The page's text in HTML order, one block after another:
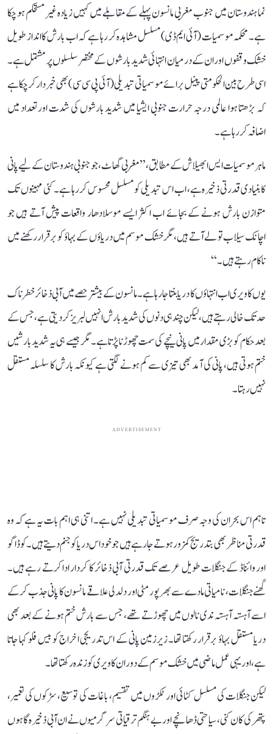
نما ہندوستان میں جنوب مغربی مانسون پہلے کے مقابلے میں کہیں زیادہ غیر مستحکم ہو چکا
ہے۔ محکمہ موسمیات (آئی ایم ڈی) مسلسل مشاہدہ کر رہا ہے کہ اب بارش کا انداز طویل
خشک وقفوں اور ان کے درمیان انتہائی شدید بارشوں کے مختصر سلسلوں پر مشتمل ہے۔
اسی طرح بین الحکومتی پینل برائے موسمیاتی تبدیلی (آئی پی سی سی) بھی خبردار کر چکا ہے
کہ بڑھتا ہوا عالمی درجہ حرارت جنوبی ایشیا میں شدید بارشوں کی شدت اور تعداد میں
اضافہ کر رہا ہے۔
ماہر موسمیات ایس ابھیلاش کے مطابق، ’’مغربی گھاٹ، جو جنوبی ہندوستان کے لیے پانی
کا بنیادی قدرتی ذخیرہ ہے، اب اس تبدیلی کو مسلسل محسوس کر رہا ہے۔ کئی مہینوں تک
متوازن بارش ہونے کے بجائے اب اکثر ایسے موسلادھار واقعات پیش آتے ہیں جو
اچانک سیلاب تو لے آتے ہیں، مگر خشک موسم میں دریاؤں کے بہاؤ کو برقرار رکھنے میں
ناکام رہتے ہیں۔‘‘
یوں کاویری اب انتہاؤں کا دریا بنتا جا رہا ہے۔ مانسون کے بیشتر حصے میں آبی ذخائر خطرناک
حد تک خالی رہتے ہیں، لیکن چند ہی دنوں کی شدید بارش انہیں لبریز کر دیتی ہے، جس کے
بعد حکام کو بڑی مقدار میں پانی نیچے کی سمت چھوڑنا پڑتا ہے۔ مگر جیسے ہی یہ شدید بارشیں
ختم ہوتی ہیں، پانی کی آمد بھی تیزی سے کم ہونے لگتی ہے کیونکہ بارش کا سلسلہ مستقل
نہیں رہتا۔
ADVERTISEMENT
تاہم اس بحران کی وجہ صرف موسمیاتی تبدیلی نہیں ہے۔ اتنی ہی اہم بات یہ ہے کہ وہ
قدرتی مناظر بھی بتدریج کمزور ہوتے جا رہے ہیں جو خود اس دریا کو جنم دیتے ہیں۔ کوڈاگو
اور وائناڈ کے جنگلات طویل عرصے تک قدرتی آبی ذخائر کا کردار ادا کرتے رہے ہیں۔
گھنے جنگلات، نامیاتی مادے سے بھرپور مٹی اور دلدلی علاقے مانسون کا پانی جذب کر کے
اسے آہستہ آہستہ ندی نالوں میں چھوڑتے تھے، جس سے بارش ختم ہونے کے بعد بھی
دریا مستقل بہاؤ برقرار رکھتا تھا۔ زیرزمین پانی کے اس تدریجی اخراج کو بیس فلو کہا جاتا
ہے، اور یہی عمل ماضی میں خشک موسم کے دوران کاویری کو زندہ رکھتا تھا۔
لیکن جنگلات کی مسلسل کٹائی اور ٹکڑوں میں تقسیم، باغات کی توسیع، سڑکوں کی تعمیر،
پتھر کی کان کنی، سیاحتی ڈھانچے اور بے ہنگم ترقیاتی سرگرمیوں نے ان آبی ذخیرہ گاہوں